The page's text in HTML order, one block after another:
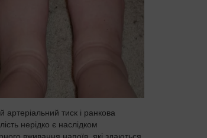
артеріальний тиск і ранкова
нерідко є наслідком
вживання напоїв, які здаються